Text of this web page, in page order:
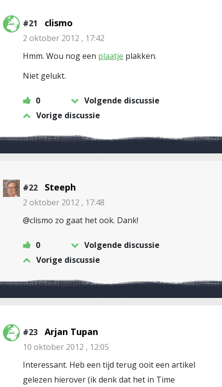
#21 clismo
2 oktober 2012 , 17:42
Hmm. Wou nog een plaatje plakken.
Niet gelukt.
0
Volgende discussie
Vorige discussie
#22 Steeph
2 oktober 2012 , 17:48
@clismo zo gaat het ook. Dank!
0
Volgende discussie
Vorige discussie
#23 Arjan Tupan
10 oktober 2012 , 12:05
Interessant. Heb een tijd terug ooit een artikel
gelezen hierover (ik denk dat het in Time